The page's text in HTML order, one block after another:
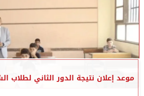
موعد إعلان نتيجة الدور الثاني لطلاب